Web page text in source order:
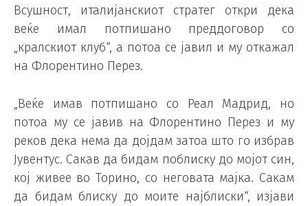
Всушност, италијанскиот стратег откри дека
веќе имал потпишано преддоговор со
„кралскиот клуб“, а потоа се јавил и му откажал
на Флорентино Перез.
„Веќе имав потпишано со Реал Мадрид, но
потоа му се јавив на Флорентино Перез и му
реков дека нема да дојдам затоа што го избрав
Јувентус. Сакав да бидам поблиску до мојот син,
кој живее во Торино, со неговата мајка. Сакам
да бидам блиску до моите најблиски“, изјави